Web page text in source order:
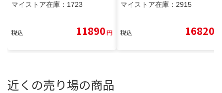
マイストア在庫： 1723
税込 11890円
マイストア在庫： 2915
税込 16820
近くの売り場の商品